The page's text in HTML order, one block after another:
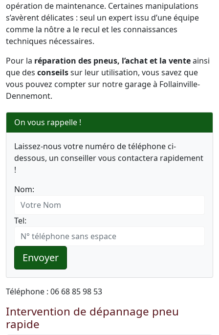
opération de maintenance. Certaines manipulations
s’avèrent délicates : seul un expert issu d’une équipe
comme la nôtre a le recul et les connaissances
techniques nécessaires.
Pour la réparation des pneus, l’achat et la venteainsi
que des conseilssur leur utilisation, vous savez que
vous pouvez compter sur notre garage à Follainville-
Dennemont.
On vous rappelle !
Laissez-nous votre numéro de téléphone ci-
dessous, un conseiller vous contactera rapidement
!
Nom:
Tel:
Envoyer
Téléphone : 06 68 85 98 53
Intervention de dépannage pneu
rapide